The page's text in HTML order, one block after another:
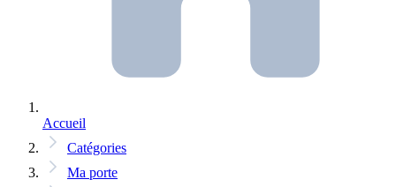
Accueil
Catégories
Ma porte